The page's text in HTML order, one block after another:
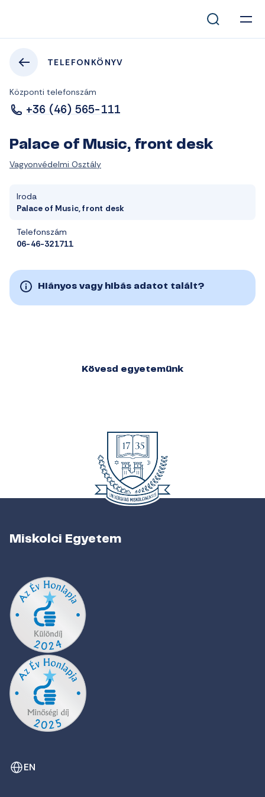
TELEFONKÖNYV
Központi telefonszám
+36 (46) 565-111
Palace of Music, front desk
Vagyonvédelmi Osztály
Iroda
Palace of Music, front desk
Telefonszám
06-46-321711
Hiányos vagy hibás adatot talált?
Kövesd egyetemünk
Miskolci Egyetem
EN